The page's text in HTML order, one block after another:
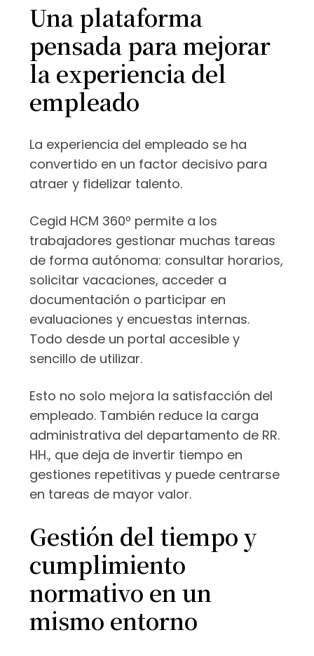
Una plataforma
pensada para mejorar
la experiencia del
empleado
La experiencia del empleado se ha
convertido en un factor decisivo para
atraer y fidelizar talento.
Cegid HCM 360º permite a los
trabajadores gestionar muchas tareas
de forma autónoma: consultar horarios,
solicitar vacaciones, acceder a
documentación o participar en
evaluaciones y encuestas internas.
Todo desde un portal accesible y
sencillo de utilizar.
Esto no solo mejora la satisfacción del
empleado. También reduce la carga
administrativa del departamento de RR.
HH., que deja de invertir tiempo en
gestiones repetitivas y puede centrarse
en tareas de mayor valor.
Gestión del tiempo y
cumplimiento
normativo en un
mismo entorno